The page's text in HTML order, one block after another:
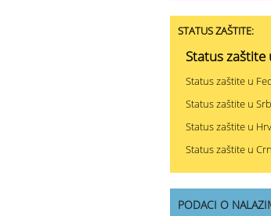
STATUS ZAŠTITE:
Status zaštite
Status zaštite u
Status zaštite u
Status zaštite u
Status zaštite u
PODACI O